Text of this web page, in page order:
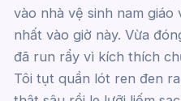
vào nhà vệ sinh nam giáo
nhất vào giờ này. Vừa
đã run rẩy vì kích thích
Tôi tụt quần lót ren đen